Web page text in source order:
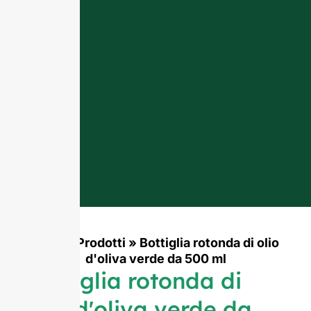
Prodotti » Bottiglia rotonda di olio
d'oliva verde da 500 ml
Bottiglia rotonda di